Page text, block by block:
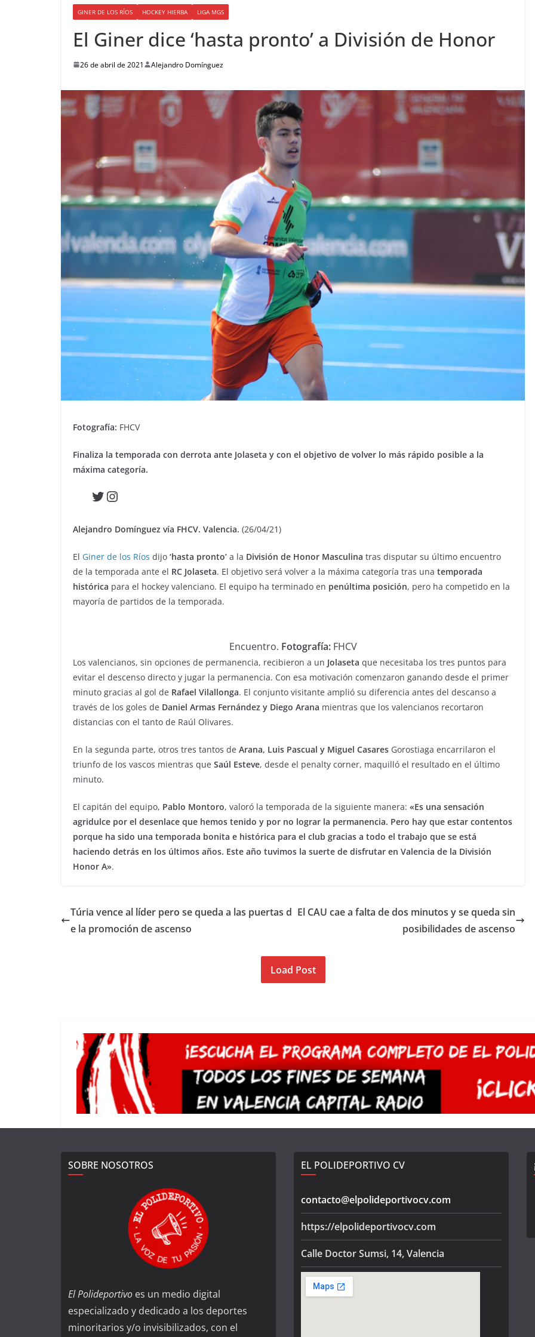
GINER DE LOS RÍOS HOCKEY HIERBA LIGA MGS
El Giner dice ‘hasta pronto’ a División de Honor
26 de abril de 2021 Alejandro Domínguez
Fotografía: FHCV
Finaliza la temporada con derrota ante Jolaseta y con el objetivo de volver lo más rápido posible a la
máxima categoría.
Twitter
Instagram
Alejandro Domínguez vía FHCV. Valencia. (26/04/21)
El Giner de los Ríos dijo ‘hasta pronto’ a la División de Honor Masculina tras disputar su último encuentro
de la temporada ante el RC Jolaseta. El objetivo será volver a la máxima categoría tras una temporada
histórica para el hockey valenciano. El equipo ha terminado en penúltima posición, pero ha competido en la
mayoría de partidos de la temporada.
Encuentro. Fotografía: FHCV
Los valencianos, sin opciones de permanencia, recibieron a un Jolaseta que necesitaba los tres puntos para
evitar el descenso directo y jugar la permanencia. Con esa motivación comenzaron ganando desde el primer
minuto gracias al gol de Rafael Vilallonga. El conjunto visitante amplió su diferencia antes del descanso a
través de los goles de Daniel Armas Fernández y Diego Arana mientras que los valencianos recortaron
distancias con el tanto de Raúl Olivares.
En la segunda parte, otros tres tantos de Arana, Luis Pascual y Miguel Casares Gorostiaga encarrilaron el
triunfo de los vascos mientras que Saúl Esteve, desde el penalty corner, maquilló el resultado en el último
minuto.
El capitán del equipo, Pablo Montoro, valoró la temporada de la siguiente manera: «Es una sensación
agridulce por el desenlace que hemos tenido y por no lograr la permanencia. Pero hay que estar contentos
porque ha sido una temporada bonita e histórica para el club gracias a todo el trabajo que se está
haciendo detrás en los últimos años. Este año tuvimos la suerte de disfrutar en Valencia de la División
Honor A».
Túria vence al líder pero se queda a las puertas d
e la promoción de ascenso
El CAU cae a falta de dos minutos y se queda sin
posibilidades de ascenso
Load Post
SOBRE NOSOTROS
El Polideportivo es un medio digital
especializado y dedicado a los deportes
minoritarios y/o invisibilizados, con el
EL POLIDEPORTIVO CV
contacto@elpolideportivocv.com
https://elpolideportivocv.com
Calle Doctor Sumsi, 14, Valencia